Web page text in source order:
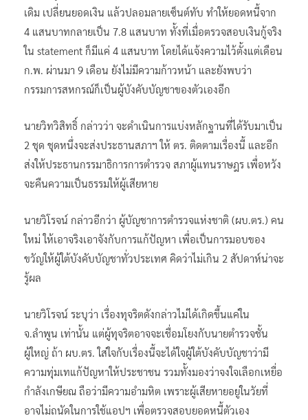
เดิม เปลี่ยนยอดเงิน แล้วปลอมลายเซ็นต์ทับ ทำให้ยอดหนี้จาก
4 แสนบาทกลายเป็น 7.8 แสนบาท ทั้งที่เมื่อตรวจสอบเงินกู้จริง
ใน statement ก็มีแค่ 4 แสนบาท โดยได้แจ้งความไว้ตั้งแต่เดือน
ก.พ. ผ่านมา 9 เดือน ยังไม่มีความก้าวหน้า และยังพบว่า
กรรมการสหกรณ์ก็เป็นผู้บังคับบัญชาของตัวเองอีก
นายวิทวิสิทธิ์ กล่าวว่า จะดำเนินการแบ่งหลักฐานที่ได้รับมาเป็น
2 ชุด ชุดหนึ่งจะส่งประธานสภาฯ ให้ ตร. ติดตามเรื่องนี้ และอีก
ส่งให้ประธานกรรมาธิการการตำรวจ สภาผู้แทนราษฎร เพื่อหวัง
จะคืนความเป็นธรรมให้ผู้เสียหาย
นายวิโรจน์ กล่าวอีกว่า ผู้บัญชาการตำรวจแห่งชาติ (ผบ.ตร.) คน
ใหม่ ให้เอาจริงเอาจังกับการแก้ปัญหา เพื่อเป็นการมอบของ
ขวัญให้ผู้ใต้บังคับบัญชาทั่วประเทศ คิดว่าไม่เกิน 2 สัปดาห์น่าจะ
รู้ผล
นายวิโรจน์ ระบุว่า เรื่องทุจริตดังกล่าวไม่ได้เกิดขึ้นแค่ใน
จ.ลำพูน เท่านั้น แต่ผู้ทุจริตอาจจะเชื่อมโยงกับนายตำรวจชั้น
ผู้ใหญ่ ถ้า ผบ.ตร. ใส่ใจกับเรื่องนี้จะได้ใจผู้ใต้บังคับบัญชาว่ามี
ความทุ่มเทแก้ปัญหาให้ประชาชน รวมทั้งมองว่าจงใจเลือกเหยื่อ
กำลังเกษียณ ถือว่ามีความอำมหิต เพราะผู้เสียหายอยู่ในวัยที่
อาจไม่ถนัดในการใช้แอปฯ เพื่อตรวจสอบยอดหนี้ตัวเอง